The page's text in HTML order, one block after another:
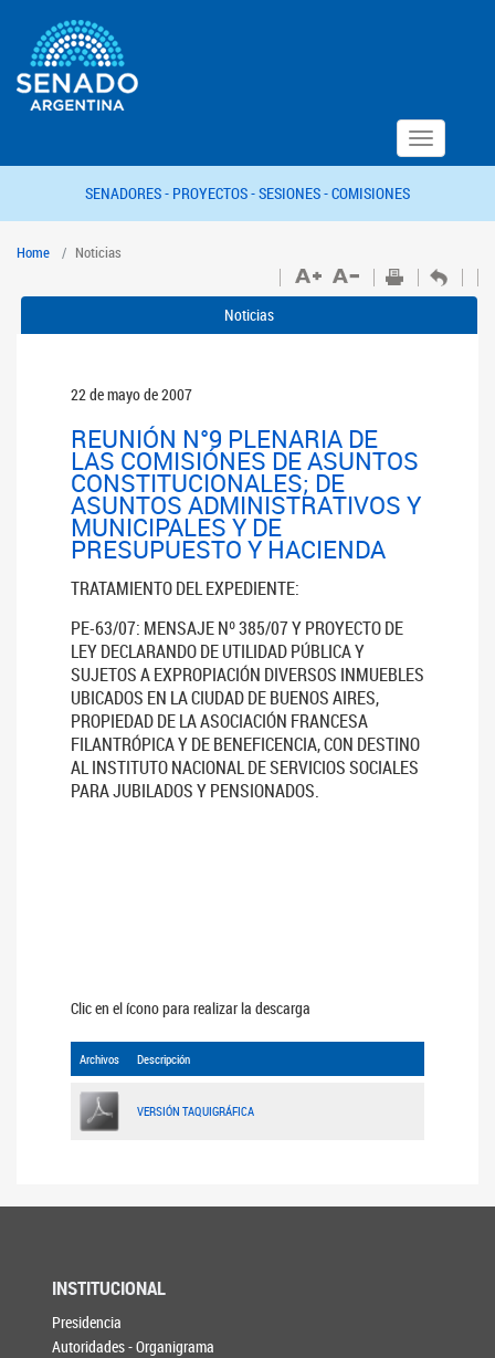
Toggle
navigation
SENADORES - PROYECTOS -SESIONES -COMISIONES
Home Noticias
Noticias
22 de mayo de 2007
REUNIÓN N°9 PLENARIA DE
LAS COMISIÓNES DE ASUNTOS
CONSTITUCIONALES; DE
ASUNTOS ADMINISTRATIVOS Y
MUNICIPALES Y DE
PRESUPUESTO Y HACIENDA
TRATAMIENTO DEL EXPEDIENTE:
PE-63/07: MENSAJE Nº 385/07 Y PROYECTO DE
LEY DECLARANDO DE UTILIDAD PÚBLICA Y
SUJETOS A EXPROPIACIÓN DIVERSOS INMUEBLES
UBICADOS EN LA CIUDAD DE BUENOS AIRES,
PROPIEDAD DE LA ASOCIACIÓN FRANCESA
FILANTRÓPICA Y DE BENEFICENCIA, CON DESTINO
AL INSTITUTO NACIONAL DE SERVICIOS SOCIALES
PARA JUBILADOS Y PENSIONADOS.
Clic en el ícono para realizar la descarga
Archivos Descripción
VERSIÓN TAQUIGRÁFICA
INSTITUCIONAL
Presidencia
Autoridades - Organigrama